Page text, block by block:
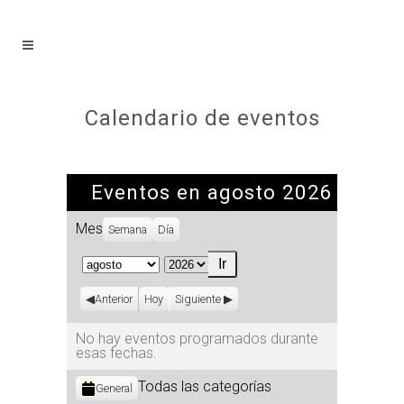
Calendario de eventos
Eventos en agosto 2026
Mes Semana Día
Mes
Año
Anterior Hoy Siguiente
No hay eventos programados durante
esas fechas.
Categorías
General Todas las categorías